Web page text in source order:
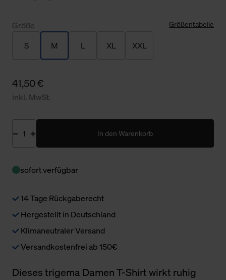
Größe Größentabelle
S M L XL XXL
41,50 €
inkl. MwSt.
In den Warenkorb
sofort verfügbar
14 Tage Rückgaberecht
Hergestellt in Deutschland
Klimaneutraler Versand
Versandkostenfrei ab 150€
Dieses trigema Damen T-Shirt wirkt ruhig